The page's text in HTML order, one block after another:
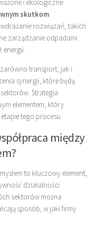
i ekologiczne.
skutkom
rozwiązań, takich
zarządzanie odpadami
transport, jak i
synergii, które będą
Strategia
elementem, który
tego procesu.
między
to kluczowy element,
działalności
sektorów można
sposób, w jaki firmy